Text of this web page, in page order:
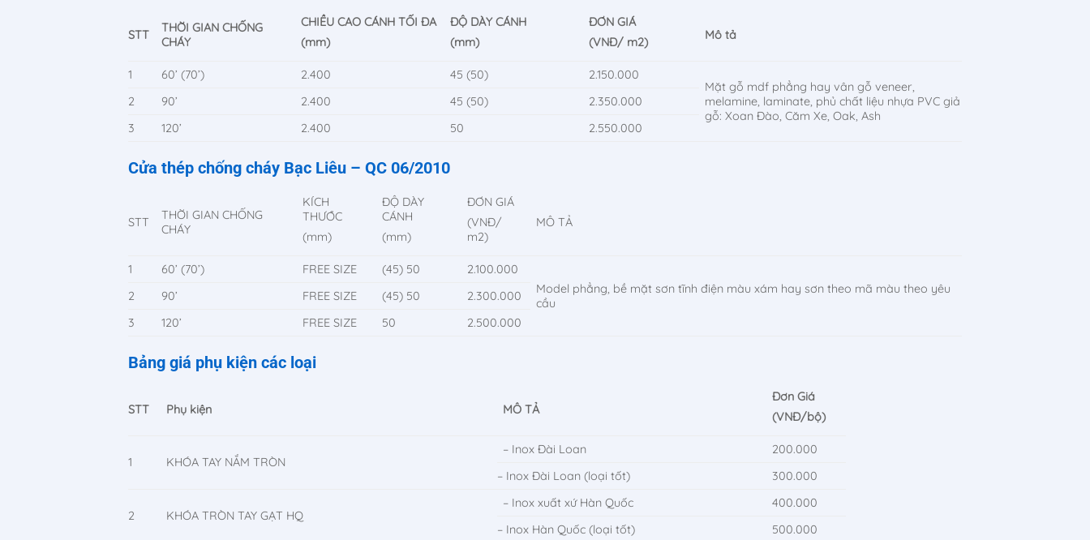
STT
THỜI GIAN CHỐNG
CHÁY
CHIỀU CAO CÁNH TỐI ĐA
(mm)
ĐỘ DÀY CÁNH
(mm)
ĐƠN GIÁ
(VNĐ/ m2)
Mô tả
1 60’ (70’) 2.400 45 (50)
2.150.000
Mặt gỗ mdf phẳng hay vân gỗ veneer,
melamine, laminate, phủ chất liệu nhựa PVC giả
gỗ: Xoan Đào, Căm Xe, Oak, Ash
2 90’ 2.400 45 (50)
2.350.000
3
120’ 2.400 50 2.550.000
Cửa thép chống cháy Bạc Liêu – QC 06/2010
STT
THỜI GIAN CHỐNG
CHÁY
KÍCH
THƯỚC
(mm)
ĐỘ DÀY
CÁNH
(mm)
ĐƠN GIÁ
(VNĐ/
m2)
MÔ TẢ
1 60’ (70’) FREE SIZE (45) 50
2.100.000
Model phẳng, bề mặt sơn tĩnh điện màu xám hay sơn theo mã màu theo yêu
cầu
2 90’ FREE SIZE (45) 50
2.300.000
3
120’ FREE SIZE 50 2.500.000
Bảng giá phụ kiện các loại
STT Phụ kiện MÔ TẢ
Đơn Giá
(VNĐ/bộ)
1 KHÓA TAY NẮM TRÒN
– Inox Đài Loan
200.000
– Inox Đài Loan (loại tốt)
300.000
2 KHÓA TRÒN TAY GẠT HQ
– Inox xuất xứ Hàn Quốc
400.000
– Inox Hàn Quốc (loại tốt)
500.000